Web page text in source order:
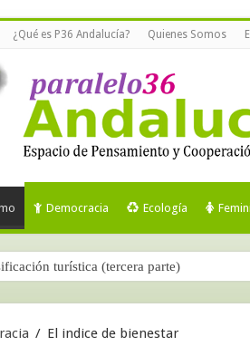
¿Qué es P36 Andalucía? Quienes Somos
Democracia Ecología
turística (tercera parte)
/ El indice de bienestar